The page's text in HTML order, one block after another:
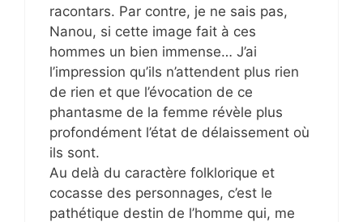
racontars. Par contre, je ne sais pas,
Nanou, si cette image fait à ces
hommes un bien immense… J’ai
l’impression qu’ils n’attendent plus rien
de rien et que l’évocation de ce
phantasme de la femme révèle plus
profondément l’état de délaissement où
ils sont.
Au delà du caractère folklorique et
cocasse des personnages, c’est le
pathétique destin de l’homme qui, me